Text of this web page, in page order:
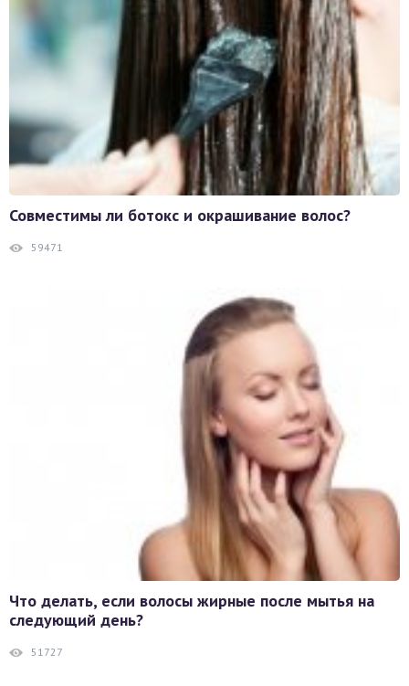
Совместимы ли ботокс и окрашивание волос?
59471
Что делать, если волосы жирные после мытья на
следующий день?
51727